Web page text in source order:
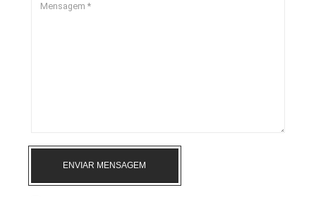
ENVIAR MENSAGEM